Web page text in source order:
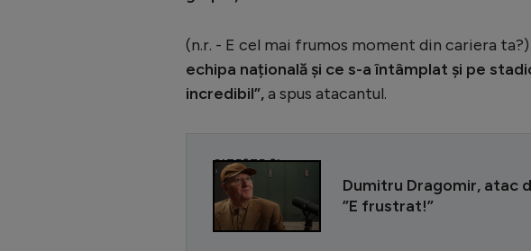
(n.r. - E cel mai frumos moment din cariera ta?)
echipa națională și ce s-a întâmplat și pe
incredibil”,a spus atacantul.
CITEȘTE ȘI
Dumitru Dragomir, atac
”E frustrat!”